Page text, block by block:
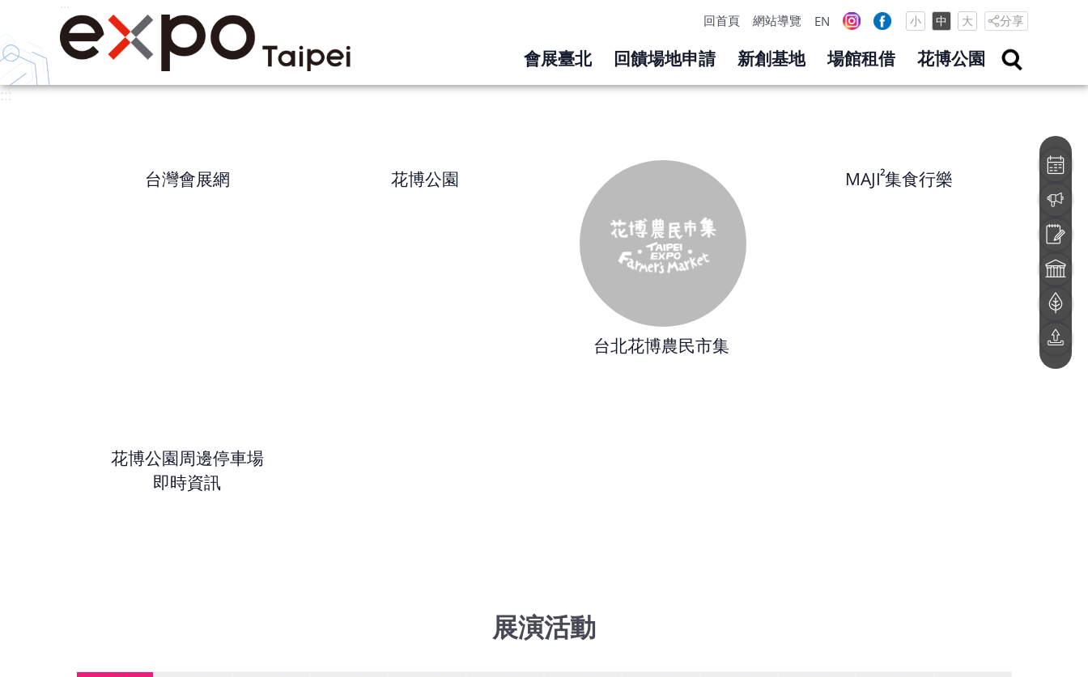
跳到主要內容區塊
:::
回首頁 網站導覽 EN 小 中 大 分享
會展臺北 回饋場地申請 新創基地 場館租借 花博公園
:::
台灣會展網 花博公園
台北花博農民市集
MAJI 集食行樂
花博公園周邊停車場
即時資訊
展演活動